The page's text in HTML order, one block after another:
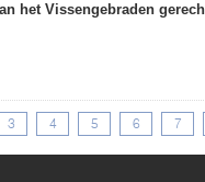
het Vissengebraden
3 4 5 6 7